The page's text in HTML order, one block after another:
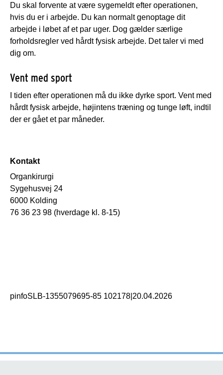
Du skal forvente at være sygemeldt efter operationen,
hvis du er i arbejde. Du kan normalt genoptage dit
arbejde i løbet af et par uger. Dog gælder særlige
forholdsregler ved hårdt fysisk arbejde. Det taler vi med
dig om.
Vent med sport
I tiden efter operationen må du ikke dyrke sport. Vent med
hårdt fysisk arbejde, højintens træning og tunge løft, indtil
der er gået et par måneder.
Kontakt
Organkirurgi
Sygehusvej 24
6000 Kolding
76 36 23 98 (hverdage kl. 8-15)
pinfoSLB-1355079695-85 102178 20.04.2026